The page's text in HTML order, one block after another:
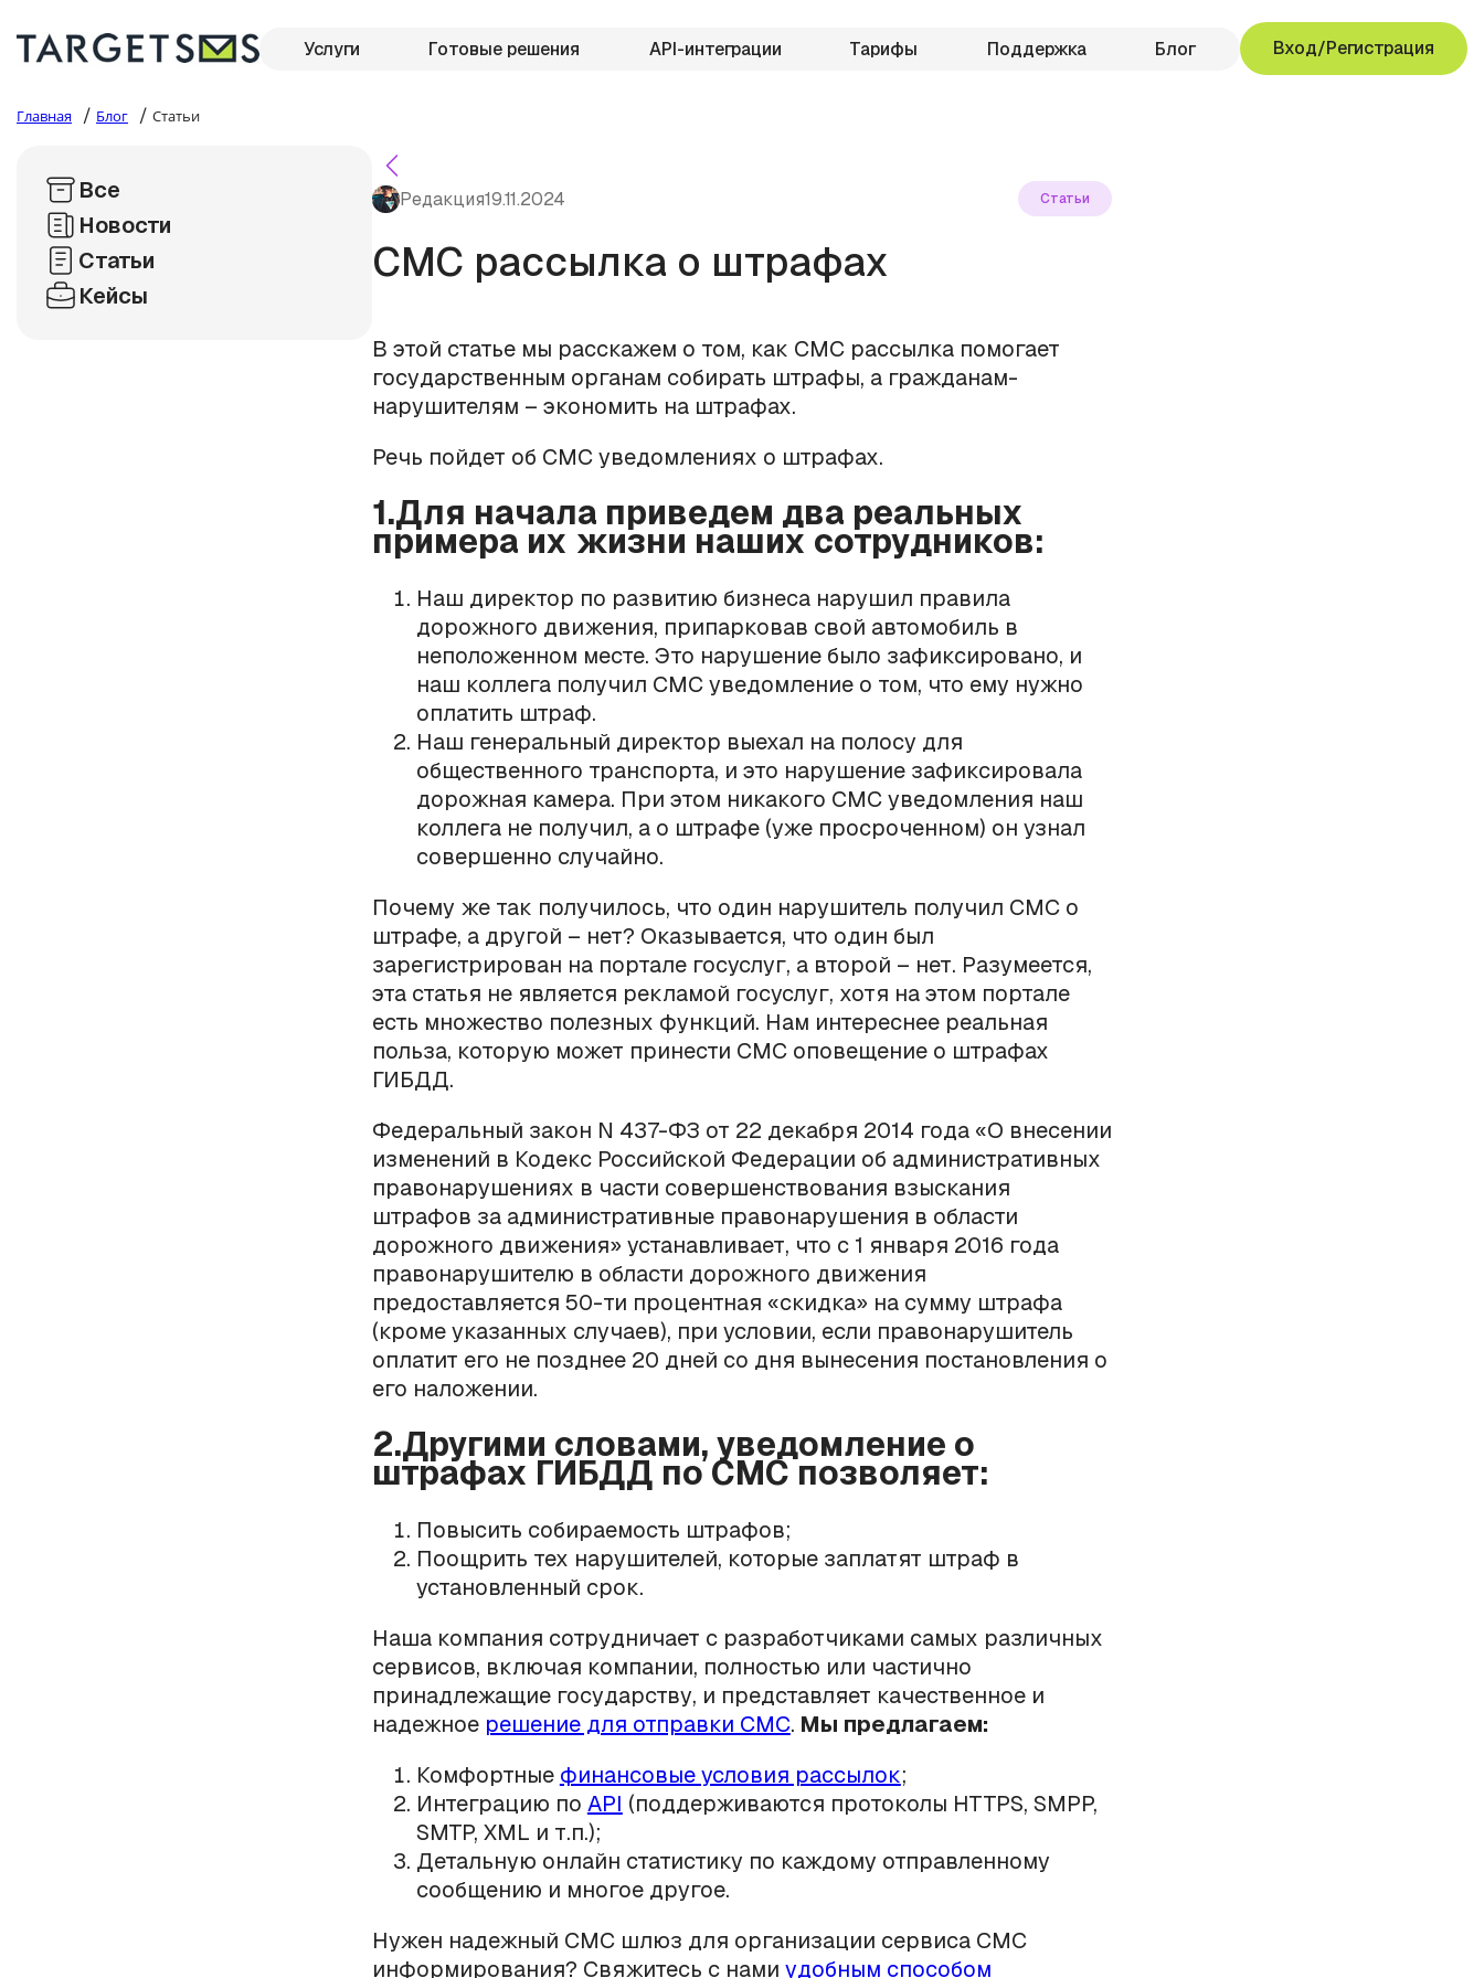
Услуги Готовые решения API-интеграции Тарифы Поддержка Блог Вход/Регистрация
Главная / Блог / Статьи
Все
Новости
Статьи
Кейсы
Редакция19.11.2024 Статьи
СМС рассылка о штрафах
В этой статье мы расскажем о том, как СМС рассылка помогает
государственным органам собирать штрафы, а гражданам-
нарушителям – экономить на штрафах.
Речь пойдет об СМС уведомлениях о штрафах.
1.Для начала приведем два реальных
примера их жизни наших сотрудников:
Наш директор по развитию бизнеса нарушил правила
дорожного движения, припарковав свой автомобиль в
неположенном месте. Это нарушение было зафиксировано, и
наш коллега получил СМС уведомление о том, что ему нужно
оплатить штраф.
Наш генеральный директор выехал на полосу для
общественного транспорта, и это нарушение зафиксировала
дорожная камера. При этом никакого СМС уведомления наш
коллега не получил, а о штрафе (уже просроченном) он узнал
совершенно случайно.
Почему же так получилось, что один нарушитель получил СМС о
штрафе, а другой – нет? Оказывается, что один был
зарегистрирован на портале госуслуг, а второй – нет. Разумеется,
эта статья не является рекламой госуслуг, хотя на этом портале
есть множество полезных функций. Нам интереснее реальная
польза, которую может принести СМС оповещение о штрафах
ГИБДД.
Федеральный закон N 437-ФЗ от 22 декабря 2014 года «О внесении
изменений в Кодекс Российской Федерации об административных
правонарушениях в части совершенствования взыскания
штрафов за административные правонарушения в области
дорожного движения» устанавливает, что с 1 января 2016 года
правонарушителю в области дорожного движения
предоставляется 50-ти процентная «скидка» на сумму штрафа
(кроме указанных случаев), при условии, если правонарушитель
оплатит его не позднее 20 дней со дня вынесения постановления о
его наложении.
2.Другими словами, уведомление о
штрафах ГИБДД по СМС позволяет:
Повысить собираемость штрафов;
Поощрить тех нарушителей, которые заплатят штраф в
установленный срок.
Наша компания сотрудничает с разработчиками самых различных
сервисов, включая компании, полностью или частично
принадлежащие государству, и представляет качественное и
надежное решение для отправки СМС. Мы предлагаем:
Комфортные финансовые условия рассылок;
Интеграцию по API (поддерживаются протоколы HTTPS, SMPP,
SMTP, XML и т.п.);
Детальную онлайн статистику по каждому отправленному
сообщению и многое другое.
Нужен надежный СМС шлюз для организации сервиса СМС
информирования? Свяжитесь с нами удобным способом